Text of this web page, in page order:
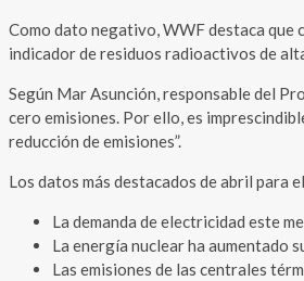
Como dato negativo, WWF destaca que
indicador de residuos radioactivos de
Según Mar Asunción, responsable del
cero emisiones. Por ello, es
reducción de emisiones”.
Los datos más destacados de abril para
La demanda de electricidad este
La energía nuclear ha aumentado
Las emisiones de las centrales